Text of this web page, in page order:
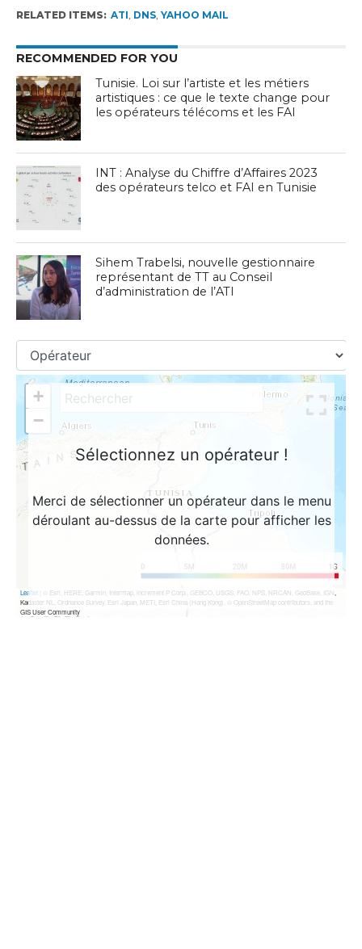
RELATED ITEMS: ATI DNS, YAHOO MAIL
RECOMMENDED FOR YOU
Tunisie. Loi sur l’artiste et les métiers
artistiques : ce que le texte change pour
les opérateurs télécoms et les FAI
INT : Analyse du Chiffre d’Affaires 2023
des opérateurs telco et FAI en Tunisie
Sihem Trabelsi, nouvelle gestionnaire
représentant de TT au Conseil
d’administration de l’ATI